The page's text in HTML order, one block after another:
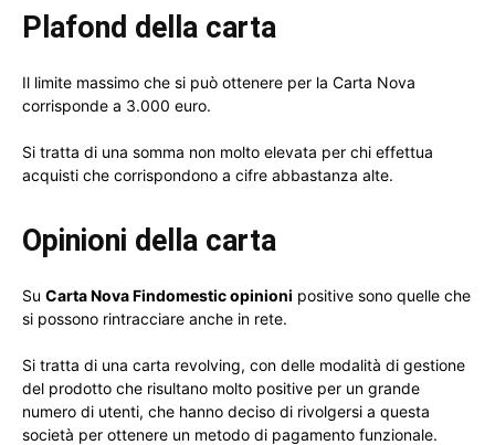
Plafond della carta
Il limite massimo che si può ottenere per la Carta Nova
corrisponde a 3.000 euro.
Si tratta di una somma non molto elevata per chi effettua
acquisti che corrispondono a cifre abbastanza alte.
Opinioni della carta
Su Carta Nova Findomestic opinioni positive sono quelle che
si possono rintracciare anche in rete.
Si tratta di una carta revolving, con delle modalità di gestione
del prodotto che risultano molto positive per un grande
numero di utenti, che hanno deciso di rivolgersi a questa
società per ottenere un metodo di pagamento funzionale.